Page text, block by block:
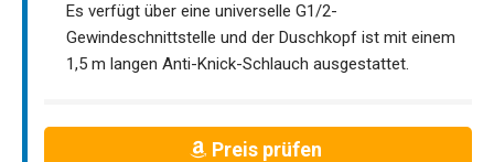
Es verfügt über eine universelle G1/2-
Gewindeschnittstelle und der Duschkopf ist mit einem
1,5 m langen Anti-Knick-Schlauch ausgestattet.
Preis prüfen